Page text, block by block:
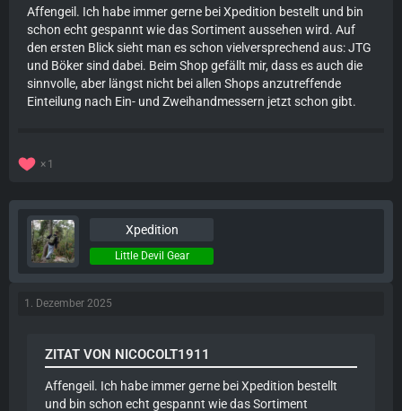
Affengeil. Ich habe immer gerne bei Xpedition bestellt und bin
schon echt gespannt wie das Sortiment aussehen wird. Auf
den ersten Blick sieht man es schon vielversprechend aus: JTG
und Böker sind dabei. Beim Shop gefällt mir, dass es auch die
sinnvolle, aber längst nicht bei allen Shops anzutreffende
Einteilung nach Ein- und Zweihandmessern jetzt schon gibt.
1
Xpedition
Little Devil Gear
1. Dezember 2025
ZITAT VON NICOCOLT1911
Affengeil. Ich habe immer gerne bei Xpedition bestellt
und bin schon echt gespannt wie das Sortiment